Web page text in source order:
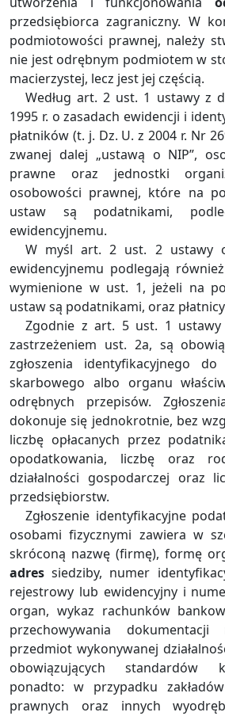
przedsiębiorca zagraniczny. W
podmiotowości prawnej, należy
nie jest odrębnym podmiotem w
macierzystej, lecz jest jej częścią.
Według art. 2 ust. 1 ustawy z
1995 r. o zasadach ewidencji i
płatników (t. j. Dz. U. z 2004 r. Nr
zwanej dalej „ustawą o NIP”,
prawne oraz jednostki
osobowości prawnej, które na
ustaw są podatnikami,
ewidencyjnemu.
W myśl art. 2 ust. 2 ustawy
ewidencyjnemu podlegają
wymienione w ust. 1, jeżeli na
ustaw są podatnikami, oraz
Zgodnie z art. 5 ust. 1
zastrzeżeniem ust. 2a, są
zgłoszenia identyfikacyjnego
skarbowego albo organu
odrębnych przepisów.
dokonuje się jednokrotnie, bez
liczbę opłacanych przez
opodatkowania, liczbę oraz
działalności gospodarczej oraz
przedsiębiorstw.
Zgłoszenie identyfikacyjne
osobami fizycznymi zawiera w
skróconą nazwę (firmę), formę
adres siedziby, numer
rejestrowy lub ewidencyjny i
organ, wykaz rachunków
przechowywania
przedmiot wykonywanej
obowiązujących standardów
ponadto: w przypadku
prawnych oraz innych